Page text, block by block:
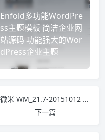
Enfold多功能WordPre
ss主题模板 简洁企业网
站源码 功能强大的Wor
dPress企业主题
微米 WM_21.7-20151012 UTF8 程序同步包（完整版）完全免费下载
下一篇